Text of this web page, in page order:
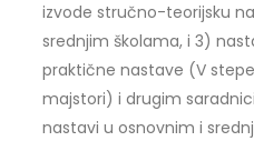
izvode stručno-teorijsku
srednjim školama, i 3)
praktične nastave (V
majstori) i drugim
nastavi u osnovnim i